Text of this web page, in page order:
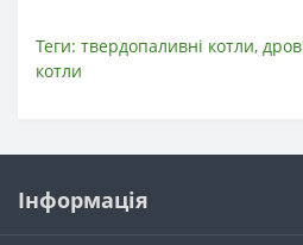
Теги: твердопаливні котли,
котли
Інформація